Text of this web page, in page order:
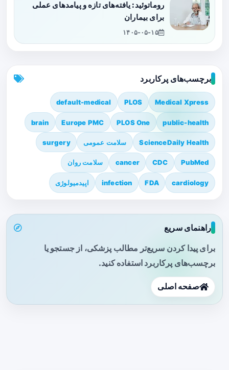
روماتوئید: یافته‌های تازه و پیامدهای عملی
برای بیماران
۱۴۰۵-۰۵-۱۵
برچسب‌های پرکاربرد
Medical Xpress
PLOS
default-medical
public-health
PLOS One
Europe PMC
brain
ScienceDaily Health سلامت عمومی surgery
PubMed
CDC
cancer سلامت روان
cardiology
FDA
infection اپیدمیولوژی
راهنمای سریع
برای پیدا کردن سریع‌تر مطالب پزشکی، از جستجو یا
برچسب‌های پرکاربرد استفاده کنید.
صفحه اصلی